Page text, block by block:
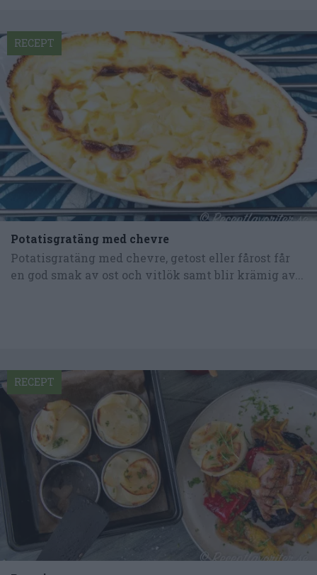
Potatisgratäng med chevre
Potatisgratäng med chevre, getost eller fårost får
en god smak av ost och vitlök samt blir krämig av...
RECEPT
RECEPT